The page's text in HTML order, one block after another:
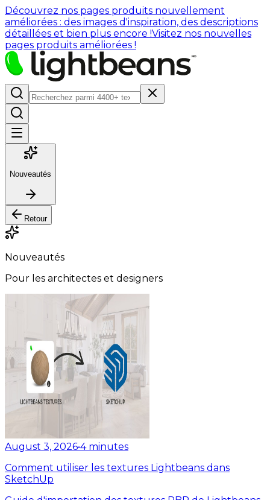
Découvrez nos pages produits nouvellement
améliorées : des images d'inspiration, des descriptions
détaillées et bien plus encore !Visitez nos nouvelles
pages produits améliorées !
Nouveautés
Retour
Nouveautés
Pour les architectes et designers
August 3, 2026•4 minutes
Comment utiliser les textures Lightbeans dans
SketchUp